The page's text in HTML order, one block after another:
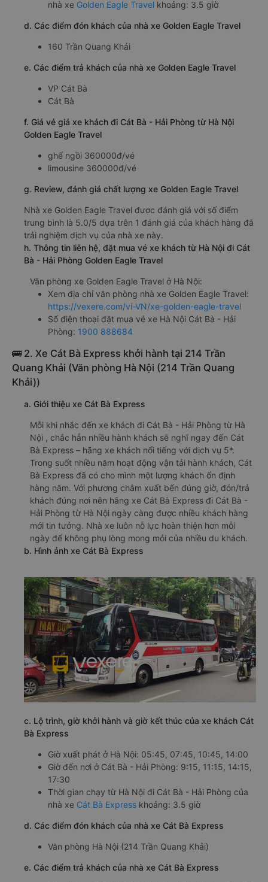
nhà xe Golden Eagle Travel khoảng: 3.5 giờ
d. Các điểm đón khách của nhà xe Golden Eagle Travel
160 Trần Quang Khải
e. Các điểm trả khách của nhà xe Golden Eagle Travel
VP Cát Bà
Cát Bà
f. Giá vé giá xe khách đi Cát Bà - Hải Phòng từ Hà Nội
Golden Eagle Travel
ghế ngồi 360000đ/vé
limousine 360000đ/vé
g. Review, đánh giá chất lượng xe Golden Eagle Travel
Nhà xe Golden Eagle Travel được đánh giá với số điểm
trung bình là 5.0/5 dựa trên 1 đánh giá của khách hàng đã
trải nghiệm dịch vụ của nhà xe này.
h. Thông tin liên hệ, đặt mua vé xe khách từ Hà Nội đi Cát
Bà - Hải Phòng Golden Eagle Travel
Văn phòng xe Golden Eagle Travel ở Hà Nội:
Xem địa chỉ văn phòng nhà xe Golden Eagle Travel:
https://vexere.com/vi-VN/xe-golden-eagle-travel
Số điện thoại đặt mua vé xe Hà Nội Cát Bà - Hải
Phòng: 1900 888684
🚌 2. Xe Cát Bà Express khởi hành tại 214 Trần
Quang Khải (Văn phòng Hà Nội (214 Trần Quang
Khải))
a. Giới thiệu xe Cát Bà Express
Mỗi khi nhắc đến xe khách đi Cát Bà - Hải Phòng từ Hà
Nội , chắc hẳn nhiều hành khách sẽ nghĩ ngay đến Cát
Bà Express – hãng xe khách nổi tiếng với dịch vụ 5*.
Trong suốt nhiều năm hoạt động vận tải hành khách, Cát
Bà Express đã có cho mình một lượng khách ổn định
hàng năm. Với phương châm xuất bến đúng giờ, đón/trả
khách đúng nơi nên hãng xe Cát Bà Express đi Cát Bà -
Hải Phòng từ Hà Nội ngày càng được nhiều khách hàng
mới tin tưởng. Nhà xe luôn nỗ lực hoàn thiện hơn mỗi
ngày để không phụ lòng mong mỏi của nhiều du khách.
b. Hình ảnh xe Cát Bà Express
c. Lộ trình, giờ khởi hành và giờ kết thúc của xe khách Cát
Bà Express
Giờ xuất phát ở Hà Nội: 05:45, 07:45, 10:45, 14:00
Giờ đến nơi ở Cát Bà - Hải Phòng: 9:15, 11:15, 14:15,
17:30
Thời gian chạy từ Hà Nội đi Cát Bà - Hải Phòng của
nhà xe Cát Bà Express khoảng: 3.5 giờ
d. Các điểm đón khách của nhà xe Cát Bà Express
Văn phòng Hà Nội (214 Trần Quang Khải)
e. Các điểm trả khách của nhà xe Cát Bà Express